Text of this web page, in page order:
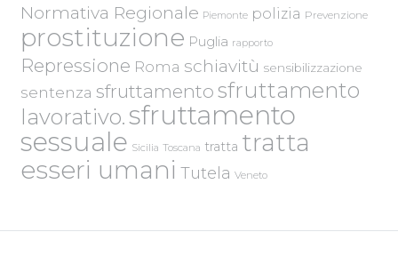
Normativa Regionale Piemonte polizia Prevenzione
prostituzione Puglia rapporto
Repressione Roma schiavitù sensibilizzazione
sentenza sfruttamento sfruttamento
lavorativo.sfruttamento
sessuale Sicilia Toscana tratta tratta
esseri umani Tutela Veneto